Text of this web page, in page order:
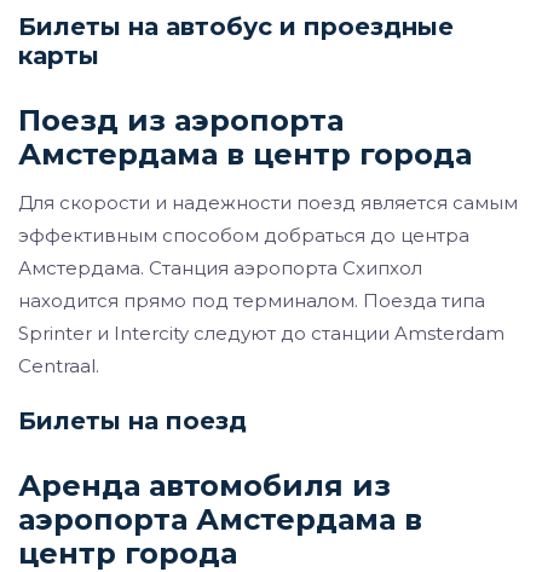
Билеты на автобус и проездные
карты
Поезд из аэропорта
Амстердама в центр города
Для скорости и надежности поезд является самым
эффективным способом добраться до центра
Амстердама. Станция аэропорта Схипхол
находится прямо под терминалом. Поезда типа
Sprinter и Intercity следуют до станции Amsterdam
Centraal.
Билеты на поезд
Аренда автомобиля из
аэропорта Амстердама в
центр города